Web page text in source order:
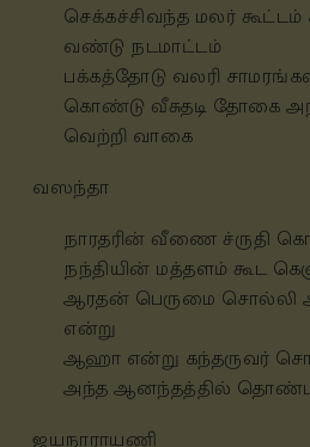
செக்கச்சிவந்த மலர்
வண்டு நடமாட்டம்
பக்கத்தோடு வலரி
கொண்டு வீசுதடி தோகை
வெற்றி வாகை
வஸந்தா
நாரதரின் வீணை ச்ருதி
நந்தியின் மத்தளம் கூட
ஆரதன் பெருமை சொல்லி
என்று
ஆஹா என்று கந்தருவர்
அந்தஆனந்தத்தில்
ஜயநாராயணி